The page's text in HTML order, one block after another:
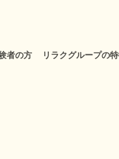
者の方 リラクグループの